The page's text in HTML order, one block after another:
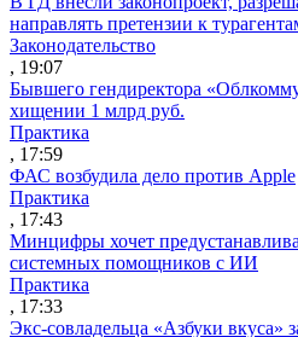
направлять претензии к
Законодательство
, 19:07
Бывшего гендиректора
хищении 1 млрд руб.
Практика
, 17:59
ФАС возбудила дело против Apple
Практика
, 17:43
Минцифры хочет
системных помощников с ИИ
Практика
, 17:33
Экс-совладельца «Азбуки вкуса»